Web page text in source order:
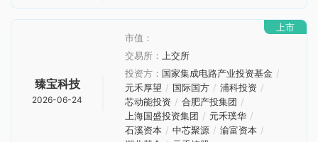
臻宝科技
2026-06-24
市值：
交易所： 上交所
投资方： 国家集成电路产业投资基金
元禾厚望
国际国方
浦科投资
芯动能投资
合肥产投集团
上海国盛投资集团
元禾璞华
石溪资本
中芯聚源
渝富资本
上市